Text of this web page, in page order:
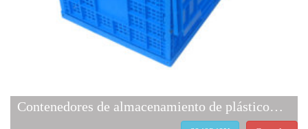
Contenedores de almacenamiento de plástico plegables 6040340K